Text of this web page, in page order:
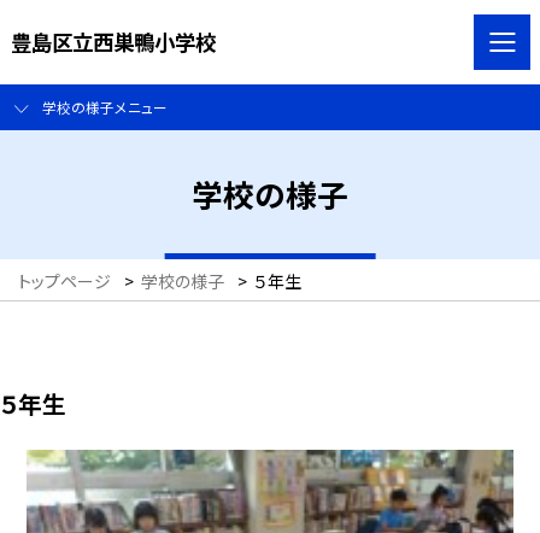
豊島区立西巣鴨小学校
学校の様子メニュー
学校の様子
トップページ > 学校の様子 > ５年生
５年生